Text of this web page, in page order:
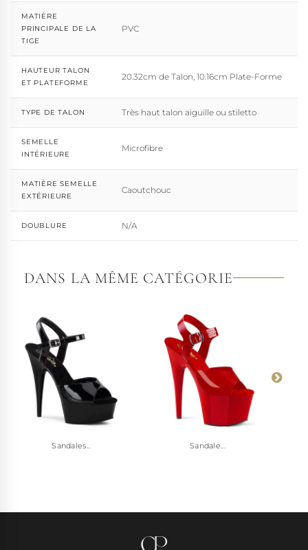
MATIÈRE
PRINCIPALE DE LA
TIGE
PVC
HAUTEUR TALON
ET PLATEFORME
20.32cm de Talon, 10.16cm Plate-Forme
TYPE DE TALON Très haut talon aiguille ou stiletto
SEMELLE
INTÉRIEURE
Microfibre
MATIÈRE SEMELLE
EXTÉRIEURE
Caoutchouc
DOUBLURE N/A
DANS LA MÊME CATÉGORIE
Sandales... Sandale...